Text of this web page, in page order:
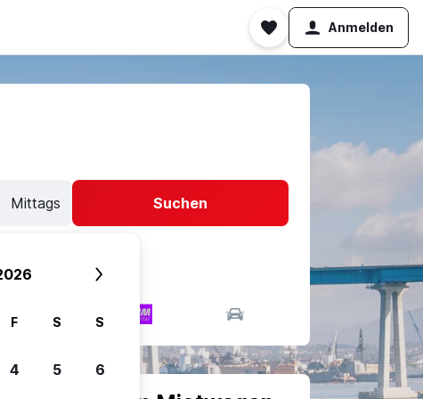
Anmelden
Mittags Suchen
F S S
4 5 6